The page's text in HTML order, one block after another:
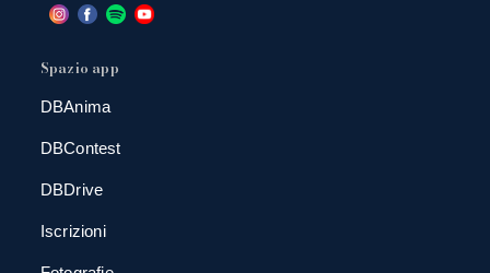
Spazio app
DBAnima
DBContest
DBDrive
Iscrizioni